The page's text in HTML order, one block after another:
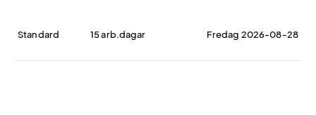
Standard 15 arb.dagar Fredag 2026-08-28